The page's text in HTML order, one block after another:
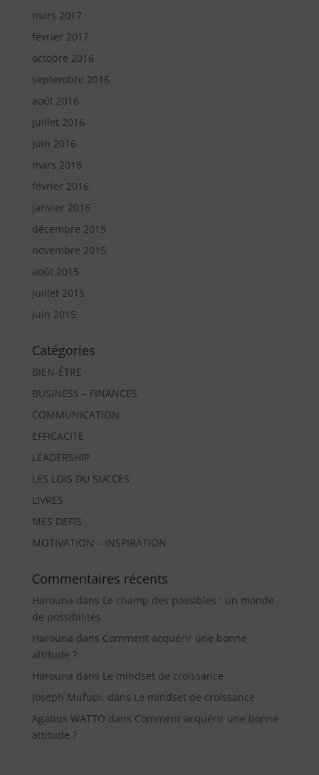
mars 2017
février 2017
octobre 2016
septembre 2016
août 2016
juillet 2016
juin 2016
mars 2016
février 2016
janvier 2016
décembre 2015
novembre 2015
août 2015
juillet 2015
juin 2015
Catégories
BIEN-ÊTRE
BUSINESS – FINANCES
COMMUNICATION
EFFICACITE
LEADERSHIP
LES LOIS DU SUCCES
LIVRES
MES DEFIS
MOTIVATION – INSPIRATION
Commentaires récents
Harouna dans Le champ des possibles : un monde
de possibilités
Harouna dans Comment acquérir une bonne
attitude ?
Harouna dans Le mindset de croissance
Joseph Mufupi. dans Le mindset de croissance
Agabus WATTO dans Comment acquérir une bonne
attitude ?